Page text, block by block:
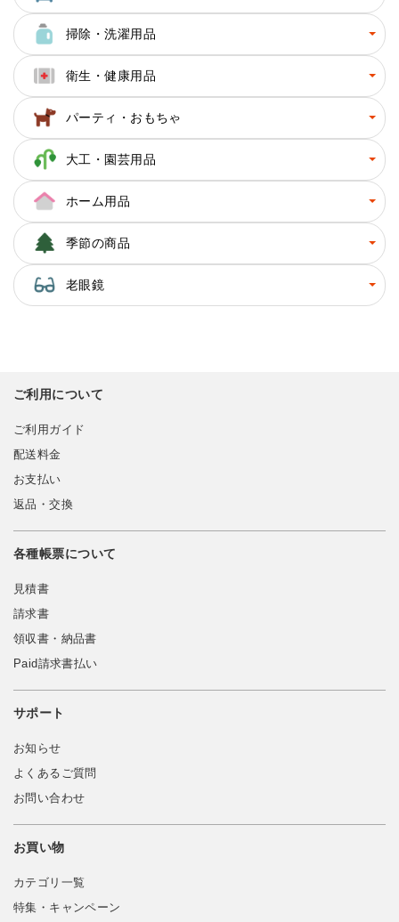
掃除・洗濯用品
衛生・健康用品
パーティ・おもちゃ
大工・園芸用品
ホーム用品
季節の商品
老眼鏡
ご利用について
ご利用ガイド
配送料金
お支払い
返品・交換
各種帳票について
見積書
請求書
領収書・納品書
Paid請求書払い
サポート
お知らせ
よくあるご質問
お問い合わせ
お買い物
カテゴリ一覧
特集・キャンペーン